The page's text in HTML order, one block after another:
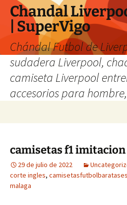
Chandal
| SuperVigo
Chándal Futbol de
sudadera Liverpool,
camiseta Liverpool
accesorios para
camisetas f1 imitacion
29 de julio de 2022
corte ingles, camisetasfutbolbaratases
malaga